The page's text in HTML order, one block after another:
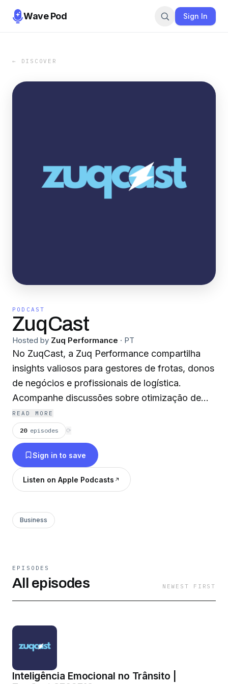
Wave Pod Sign In
← DISCOVER
PODCAST
ZuqCast
Hosted by Zuq Performance · PT
No ZuqCast, a Zuq Performance compartilha
insights valiosos para gestores de frotas, donos
de negócios e profissionais de logística.
Acompanhe discussões sobre otimização de
custos, segurança, tecnologia e as melhores
práticas para impulsionar a eficiência da sua
frota.
READ MORE
20 episodes ⟳
Sign in to save
Listen on Apple Podcasts
Business
EPISODES
All episodes NEWEST FIRST
Inteligência Emocional no Trânsito |